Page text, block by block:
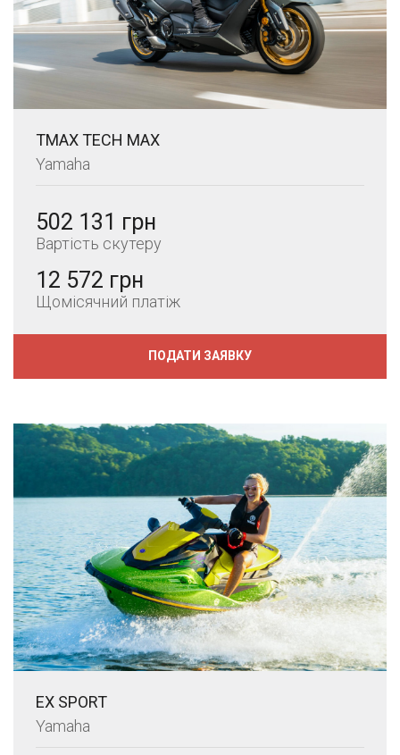
TMAX TECH MAX
Yamaha
502 131 грн
Вартість скутеру
12 572 грн
Щомісячний платіж
ПОДАТИ ЗАЯВКУ
EX SPORT
Yamaha